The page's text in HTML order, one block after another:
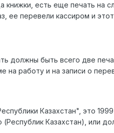
книжки, есть еще печать на
ее перевели кассиром и
должны быть всего две
на работу и на записи о
Казахстан", это
Казахстан), или